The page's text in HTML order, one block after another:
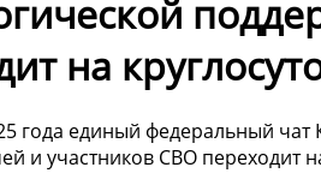
на
года единый федеральный
и участников СВО переходит